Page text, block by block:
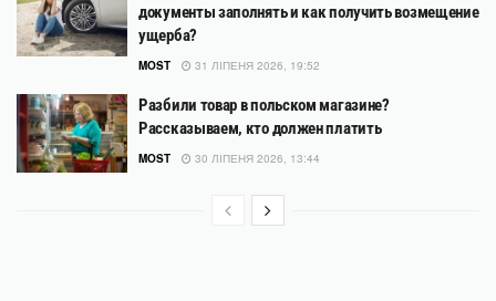
документы заполнять и как получить возмещение
ущерба?
MOST 31 ЛІПЕНЯ 2026, 19:52
Разбили товар в польском магазине?
Рассказываем, кто должен платить
MOST 30 ЛІПЕНЯ 2026, 13:44